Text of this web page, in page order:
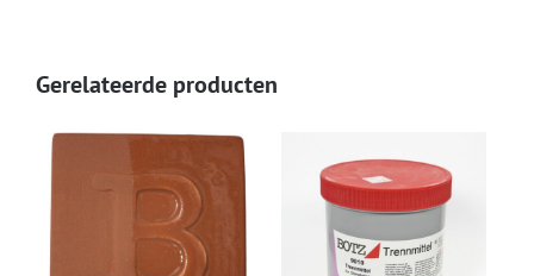
Gerelateerde producten